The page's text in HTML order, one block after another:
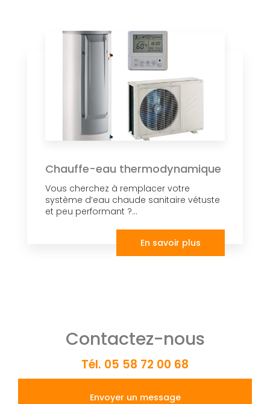
Chauffe-eau thermodynamique
Vous cherchez à remplacer votre
système d’eau chaude sanitaire vétuste
et peu performant ?...
En savoir plus
Contactez-nous
Tél. 05 58 72 00 68
Envoyer un message